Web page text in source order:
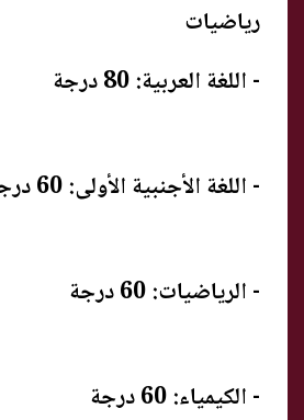
رياضيات
- اللغة العربية: 80 درجة
- اللغة الأجنبية الأولى: 60 درجة
- الرياضيات: 60 درجة
- الكيمياء: 60 درجة